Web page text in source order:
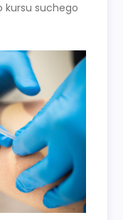
kursu suchego